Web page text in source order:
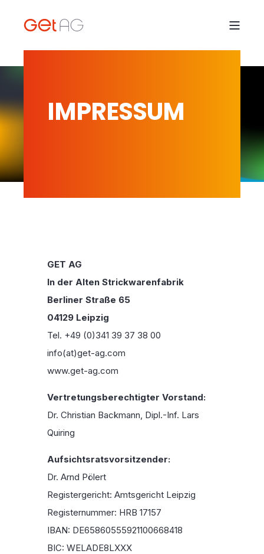
IMPRESSUM
GET AG
In der Alten Strickwarenfabrik
Berliner Straße 65
04129 Leipzig
Tel. +49 (0)341 39 37 38 00
info(at)get-ag.com
www.get-ag.com
Vertretungsberechtigter Vorstand:
Dr. Christian Backmann, Dipl.-Inf. Lars
Quiring
Aufsichtsratsvorsitzender:
Dr. Arnd Pölert
Registergericht: Amtsgericht Leipzig
Registernummer: HRB 17157
IBAN: DE65860555921100668418
BIC: WELADE8LXXX